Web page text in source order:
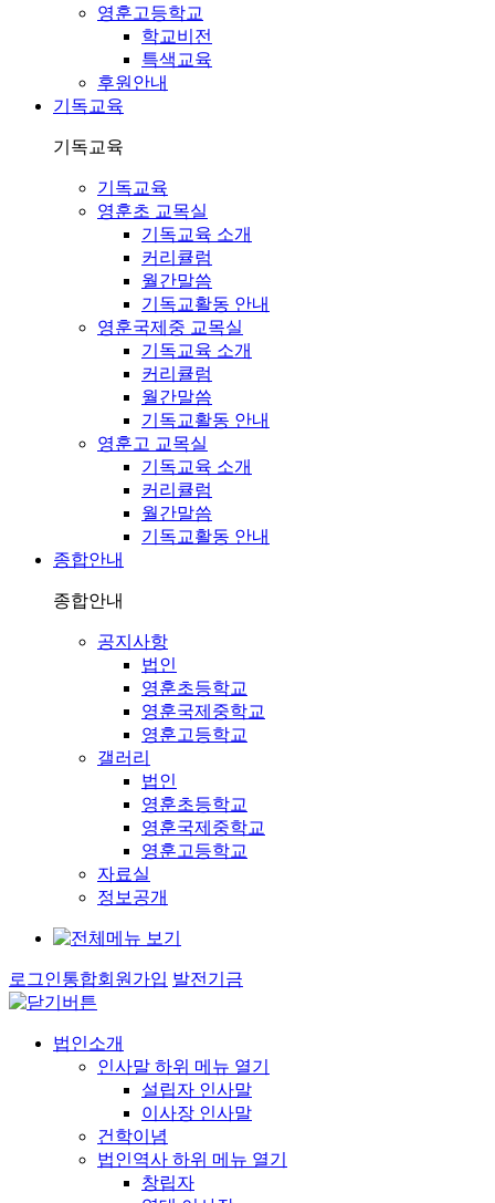
영훈고등학교
학교비전
특색교육
후원안내
기독교육
기독교육
기독교육
영훈초 교목실
기독교육 소개
커리큘럼
월간말씀
기독교활동 안내
영훈국제중 교목실
기독교육 소개
커리큘럼
월간말씀
기독교활동 안내
영훈고 교목실
기독교육 소개
커리큘럼
월간말씀
기독교활동 안내
종합안내
종합안내
공지사항
법인
영훈초등학교
영훈국제중학교
영훈고등학교
갤러리
법인
영훈초등학교
영훈국제중학교
영훈고등학교
자료실
정보공개
로그인통합회원가입 발전기금
법인소개
인사말 하위 메뉴 열기
설립자 인사말
이사장 인사말
건학이념
법인역사 하위 메뉴 열기
창립자